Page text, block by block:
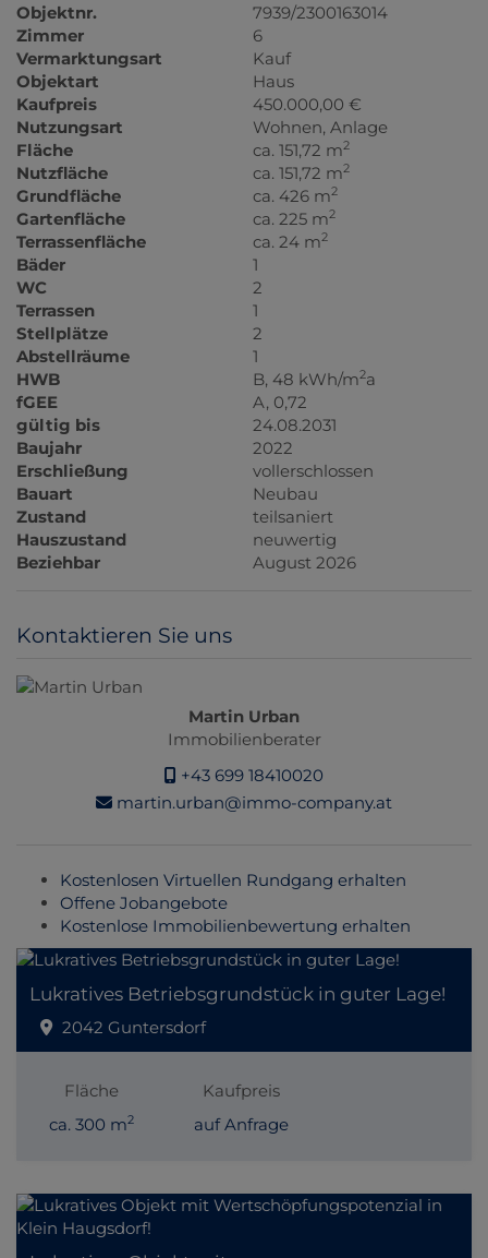
Objektnr.
7939/2300163014
Zimmer
6
Vermarktungsart
Kauf
Objektart
Haus
Kaufpreis
450.000,00 €
Nutzungsart
Wohnen Anlage
Fläche
ca. 151,72 m2
Nutzfläche ca. 151,72 m2
Grundfläche ca. 426 m2
Gartenfläche ca. 225 m2
Terrassenfläche ca. 24 m2
Bäder
1
WC
2
Terrassen
1
Stellplätze
2
Abstellräume
1
HWB
B, 48 kWh/m2a
fGEE
A, 0,72
gültig bis
24.08.2031
Baujahr
2022
Erschließung
vollerschlossen
Bauart
Neubau
Zustand
teilsaniert
Hauszustand
neuwertig
Beziehbar
August 2026
Kontaktieren Sie uns
Martin Urban
Immobilienberater
+43 699 18410020
martin.urban@immo-company.at
Kostenlosen Virtuellen Rundgang erhalten
Offene Jobangebote
Kostenlose Immobilienbewertung erhalten
Lukratives Betriebsgrundstück in guter Lage!
2042 Guntersdorf
Fläche
ca. 300 m2
Kaufpreis
auf Anfrage